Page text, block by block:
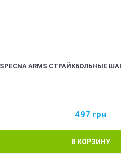
SPECNA ARMS СТРАЙКБОЛЬНЫЕ
497 грн
В КОРЗИНУ